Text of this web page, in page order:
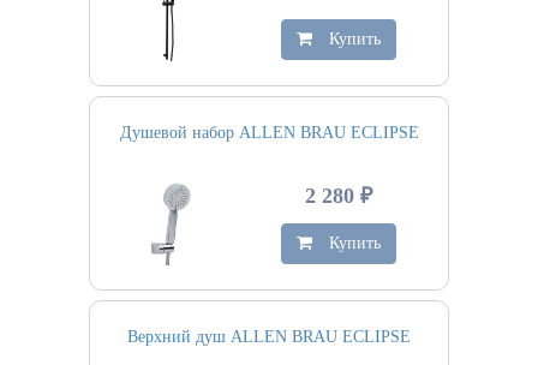
Купить
Душевой набор ALLEN BRAU ECLIPSE
2 280 ₽
Купить
Верхний душ ALLEN BRAU ECLIPSE